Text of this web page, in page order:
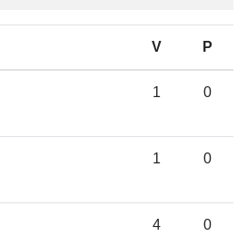
V P
1 0
1 0
4 0